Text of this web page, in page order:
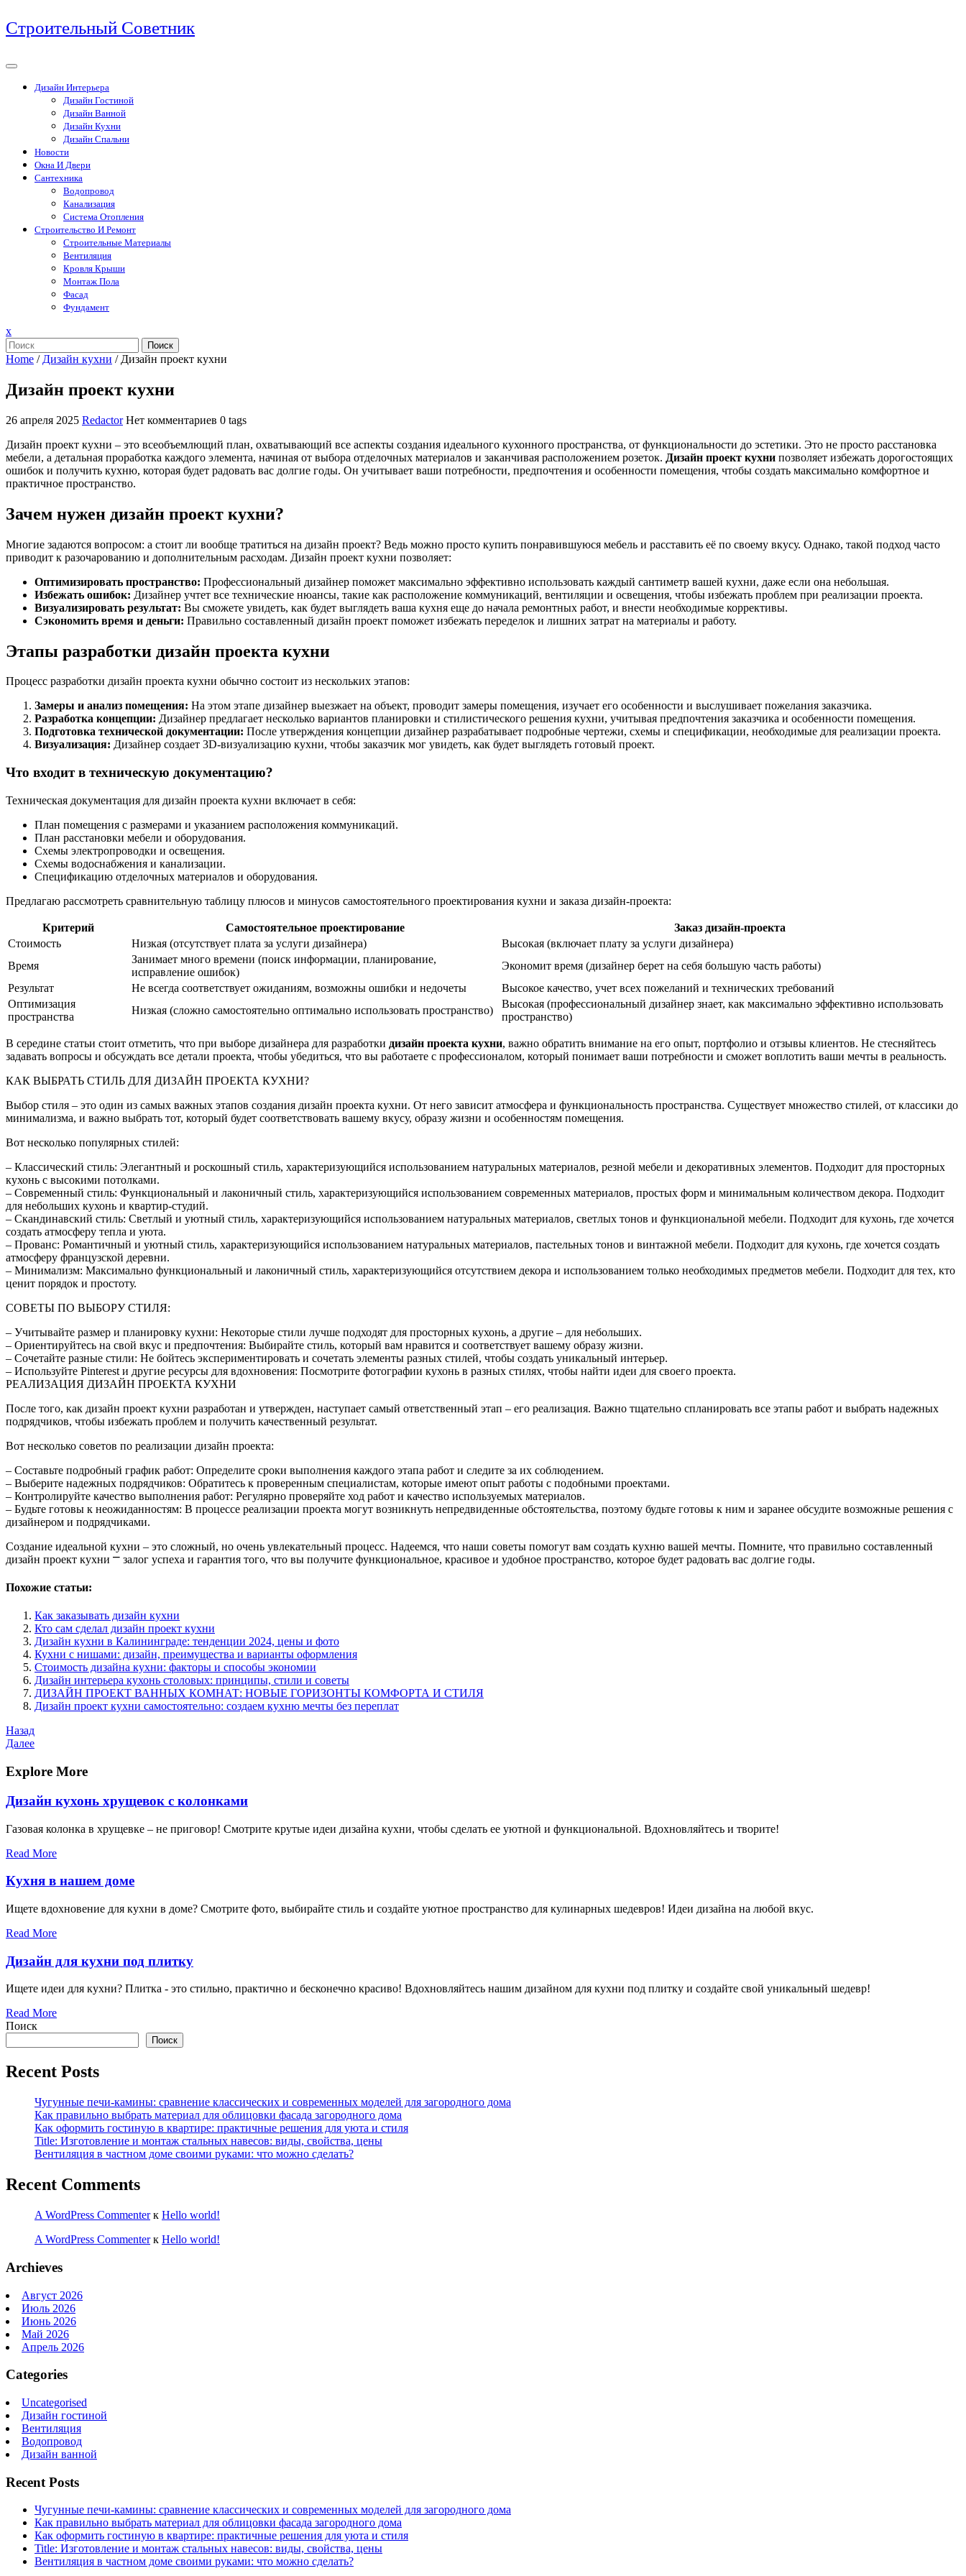
Перейти
к
Строительный Советник
Дизайн Интерьера
Дизайн Гостиной
Дизайн Ванной
Дизайн Кухни
Дизайн Спальни
Новости
Окна И Двери
Сантехника
Водопровод
Канализация
Система Отопления
Строительство И Ремонт
Строительные Материалы
Вентиляция
Кровля Крыши
Монтаж Пола
Фасад
Фундамент
xЗакрыть
меню
Поиск
Home / Дизайн кухни / Дизайн проект кухни
Дизайн проект кухни
26 апреля 2025 Redactor Нет комментариев 0 tags
Дизайн проект кухни – это всеобъемлющий план, охватывающий все аспекты создания идеального кухонного пространства, от функциональности до эстетики. Это не просто расстановка
мебели, а детальная проработка каждого элемента, начиная от выбора отделочных материалов и заканчивая расположением розеток. Дизайн проект кухни позволяет избежать дорогостоящих
ошибок и получить кухню, которая будет радовать вас долгие годы. Он учитывает ваши потребности, предпочтения и особенности помещения, чтобы создать максимально комфортное и
практичное пространство.
Зачем нужен дизайн проект кухни?
Многие задаются вопросом: а стоит ли вообще тратиться на дизайн проект? Ведь можно просто купить понравившуюся мебель и расставить её по своему вкусу. Однако, такой подход часто
приводит к разочарованию и дополнительным расходам. Дизайн проект кухни позволяет:
Оптимизировать пространство: Профессиональный дизайнер поможет максимально эффективно использовать каждый сантиметр вашей кухни, даже если она небольшая.
Избежать ошибок: Дизайнер учтет все технические нюансы, такие как расположение коммуникаций, вентиляции и освещения, чтобы избежать проблем при реализации проекта.
Визуализировать результат: Вы сможете увидеть, как будет выглядеть ваша кухня еще до начала ремонтных работ, и внести необходимые коррективы.
Сэкономить время и деньги: Правильно составленный дизайн проект поможет избежать переделок и лишних затрат на материалы и работу.
Этапы разработки дизайн проекта кухни
Процесс разработки дизайн проекта кухни обычно состоит из нескольких этапов:
Замеры и анализ помещения: На этом этапе дизайнер выезжает на объект, проводит замеры помещения, изучает его особенности и выслушивает пожелания заказчика.
Разработка концепции: Дизайнер предлагает несколько вариантов планировки и стилистического решения кухни, учитывая предпочтения заказчика и особенности помещения.
Подготовка технической документации: После утверждения концепции дизайнер разрабатывает подробные чертежи, схемы и спецификации, необходимые для реализации проекта.
Визуализация: Дизайнер создает 3D-визуализацию кухни, чтобы заказчик мог увидеть, как будет выглядеть готовый проект.
Что входит в техническую документацию?
Техническая документация для дизайн проекта кухни включает в себя:
План помещения с размерами и указанием расположения коммуникаций.
План расстановки мебели и оборудования.
Схемы электропроводки и освещения.
Схемы водоснабжения и канализации.
Спецификацию отделочных материалов и оборудования.
Предлагаю рассмотреть сравнительную таблицу плюсов и минусов самостоятельного проектирования кухни и заказа дизайн-проекта:
Критерий Самостоятельное проектирование
Заказ дизайн-проекта
Стоимость
Низкая (отсутствует плата за услуги дизайнера)
Высокая (включает плату за услуги дизайнера)
Время
Занимает много времени (поиск информации, планирование,
исправление ошибок)
Экономит время (дизайнер берет на себя большую часть работы)
Результат
Не всегда соответствует ожиданиям, возможны ошибки и недочеты
Высокое качество, учет всех пожеланий и технических требований
Оптимизация
пространства
Низкая (сложно самостоятельно оптимально использовать пространство)
Высокая (профессиональный дизайнер знает, как максимально эффективно использовать
пространство)
В середине статьи стоит отметить, что при выборе дизайнера для разработки дизайн проекта кухни, важно обратить внимание на его опыт, портфолио и отзывы клиентов. Не стесняйтесь
задавать вопросы и обсуждать все детали проекта, чтобы убедиться, что вы работаете с профессионалом, который понимает ваши потребности и сможет воплотить ваши мечты в реальность.
КАК ВЫБРАТЬ СТИЛЬ ДЛЯ ДИЗАЙН ПРОЕКТА КУХНИ?
Выбор стиля – это один из самых важных этапов создания дизайн проекта кухни. От него зависит атмосфера и функциональность пространства. Существует множество стилей, от классики до
минимализма, и важно выбрать тот, который будет соответствовать вашему вкусу, образу жизни и особенностям помещения.
Вот несколько популярных стилей:
– Классический стиль: Элегантный и роскошный стиль, характеризующийся использованием натуральных материалов, резной мебели и декоративных элементов. Подходит для просторных
кухонь с высокими потолками.
– Современный стиль: Функциональный и лаконичный стиль, характеризующийся использованием современных материалов, простых форм и минимальным количеством декора. Подходит
для небольших кухонь и квартир-студий.
– Скандинавский стиль: Светлый и уютный стиль, характеризующийся использованием натуральных материалов, светлых тонов и функциональной мебели. Подходит для кухонь, где хочется
создать атмосферу тепла и уюта.
– Прованс: Романтичный и уютный стиль, характеризующийся использованием натуральных материалов, пастельных тонов и винтажной мебели. Подходит для кухонь, где хочется создать
атмосферу французской деревни.
– Минимализм: Максимально функциональный и лаконичный стиль, характеризующийся отсутствием декора и использованием только необходимых предметов мебели. Подходит для тех, кто
ценит порядок и простоту.
СОВЕТЫ ПО ВЫБОРУ СТИЛЯ:
– Учитывайте размер и планировку кухни: Некоторые стили лучше подходят для просторных кухонь, а другие – для небольших.
– Ориентируйтесь на свой вкус и предпочтения: Выбирайте стиль, который вам нравится и соответствует вашему образу жизни.
– Сочетайте разные стили: Не бойтесь экспериментировать и сочетать элементы разных стилей, чтобы создать уникальный интерьер.
– Используйте Pinterest и другие ресурсы для вдохновения: Посмотрите фотографии кухонь в разных стилях, чтобы найти идеи для своего проекта.
РЕАЛИЗАЦИЯ ДИЗАЙН ПРОЕКТА КУХНИ
После того, как дизайн проект кухни разработан и утвержден, наступает самый ответственный этап – его реализация. Важно тщательно спланировать все этапы работ и выбрать надежных
подрядчиков, чтобы избежать проблем и получить качественный результат.
Вот несколько советов по реализации дизайн проекта:
– Составьте подробный график работ: Определите сроки выполнения каждого этапа работ и следите за их соблюдением.
– Выберите надежных подрядчиков: Обратитесь к проверенным специалистам, которые имеют опыт работы с подобными проектами.
– Контролируйте качество выполнения работ: Регулярно проверяйте ход работ и качество используемых материалов.
– Будьте готовы к неожиданностям: В процессе реализации проекта могут возникнуть непредвиденные обстоятельства, поэтому будьте готовы к ним и заранее обсудите возможные решения с
дизайнером и подрядчиками.
Создание идеальной кухни – это сложный, но очень увлекательный процесс. Надеемся, что наши советы помогут вам создать кухню вашей мечты. Помните, что правильно составленный
дизайн проект кухни ⎻ залог успеха и гарантия того, что вы получите функциональное, красивое и удобное пространство, которое будет радовать вас долгие годы.
Похожие статьи:
Как заказывать дизайн кухни
Кто сам сделал дизайн проект кухни
Дизайн кухни в Калининграде: тенденции 2024, цены и фото
Кухни с нишами: дизайн, преимущества и варианты оформления
Стоимость дизайна кухни: факторы и способы экономии
Дизайн интерьера кухонь столовых: принципы, стили и советы
ДИЗАЙН ПРОЕКТ ВАННЫХ КОМНАТ: НОВЫЕ ГОРИЗОНТЫ КОМФОРТА И СТИЛЯ
Дизайн проект кухни самостоятельно: создаем кухню мечты без переплат
Навигация
по
записям
Предыдущая
запись
Назад
Следующая
Далее
Explore More
Дизайн кухонь хрущевок с колонками
Газовая колонка в хрущевке – не приговор! Смотрите крутые идеи дизайна кухни, чтобы сделать ее уютной и функциональной. Вдохновляйтесь и творите!
Read More
Кухня в нашем доме
Ищете вдохновение для кухни в доме? Смотрите фото, выбирайте стиль и создайте уютное пространство для кулинарных шедевров! Идеи дизайна на любой вкус.
Read More
Дизайн для кухни под плитку
Ищете идеи для кухни? Плитка - это стильно, практично и бесконечно красиво! Вдохновляйтесь нашим дизайном для кухни под плитку и создайте свой уникальный шедевр!
Read More
Поиск
Поиск
Recent Posts
Чугунные печи-камины: сравнение классических и современных моделей для загородного дома
Как правильно выбрать материал для облицовки фасада загородного дома
Как оформить гостиную в квартире: практичные решения для уюта и стиля
Title: Изготовление и монтаж стальных навесов: виды, свойства, цены
Вентиляция в частном доме своими руками: что можно сделать?
Recent Comments
A WordPress Commenterк Hello world!
A WordPress Commenterк Hello world!
Archieves
Август 2026
Июль 2026
Июнь 2026
Май 2026
Апрель 2026
Categories
Uncategorised
Дизайн гостиной
Вентиляция
Водопровод
Дизайн ванной
Recent Posts
Чугунные печи-камины: сравнение классических и современных моделей для загородного дома
Как правильно выбрать материал для облицовки фасада загородного дома
Как оформить гостиную в квартире: практичные решения для уюта и стиля
Title: Изготовление и монтаж стальных навесов: виды, свойства, цены
Вентиляция в частном доме своими руками: что можно сделать?